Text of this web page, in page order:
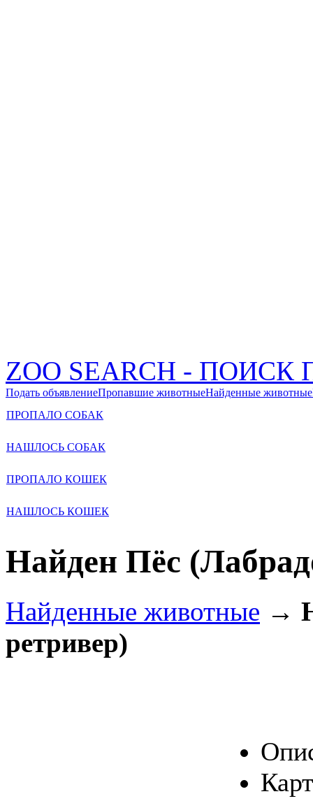
ZOO SEARCH -
Подать объявлениеПропавшие животныеНайденные животные
ПРОПАЛО СОБАК
НАШЛОСЬ СОБАК
ПРОПАЛО КОШЕК
НАШЛОСЬ КОШЕК
Найден Пёс
Найденные животные →
ретривер)